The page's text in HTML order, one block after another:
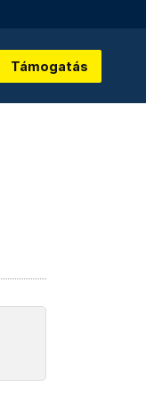
Támogatás